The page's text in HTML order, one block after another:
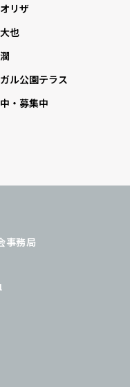
リザ
也
ル公園テラス
・募集中
事務局